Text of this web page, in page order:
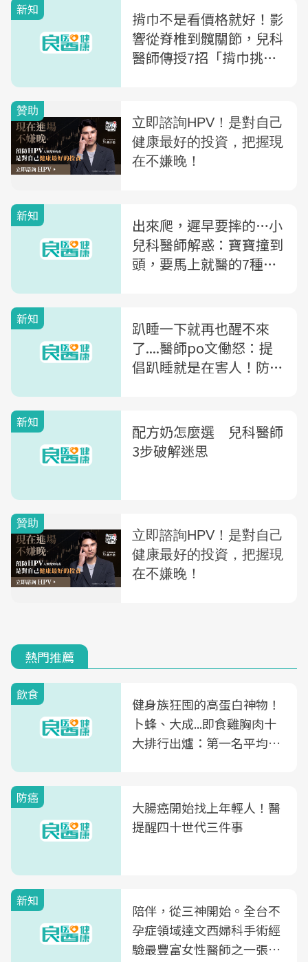
新知
揹巾不是看價格就好！影
響從脊椎到髖關節，兒科
醫師傳授7招「揹巾挑選
新知
出來爬，遲早要摔的…小
兒科醫師解惑：寶寶撞到
頭，要馬上就醫的7種狀
新知
趴睡一下就再也醒不來
了....醫師po文働怒：提
倡趴睡就是在害人！防嬰
新知
配方奶怎麼選 兒科醫師
3步破解迷思
熱門推薦
飲食
健身族狂囤的高蛋白神物！
卜蜂、大成...即食雞胸肉十
大排行出爐：第一名平均一
防癌
大腸癌開始找上年輕人！醫
提醒四十世代三件事
新知
陪伴，從三神開始。全台不
孕症領域達文西婦科手術經
驗最豐富女性醫師之一張永